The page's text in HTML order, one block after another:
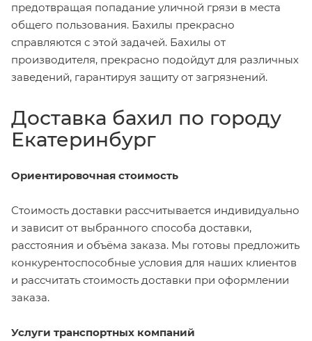
предотвращая попадание уличной грязи в места
общего пользования. Бахилы прекрасно
справляются с этой задачей. Бахилы от
производителя, прекрасно подойдут для различных
заведений, гарантируя защиту от загрязнений.
Доставка бахил по городу
Екатеринбург
Ориентировочная стоимость
Стоимость доставки рассчитывается индивидуально
и зависит от выбранного способа доставки,
расстояния и объёма заказа. Мы готовы предложить
конкурентоспособные условия для наших клиентов
и рассчитать стоимость доставки при оформлении
заказа.
Услуги транспортных компаний